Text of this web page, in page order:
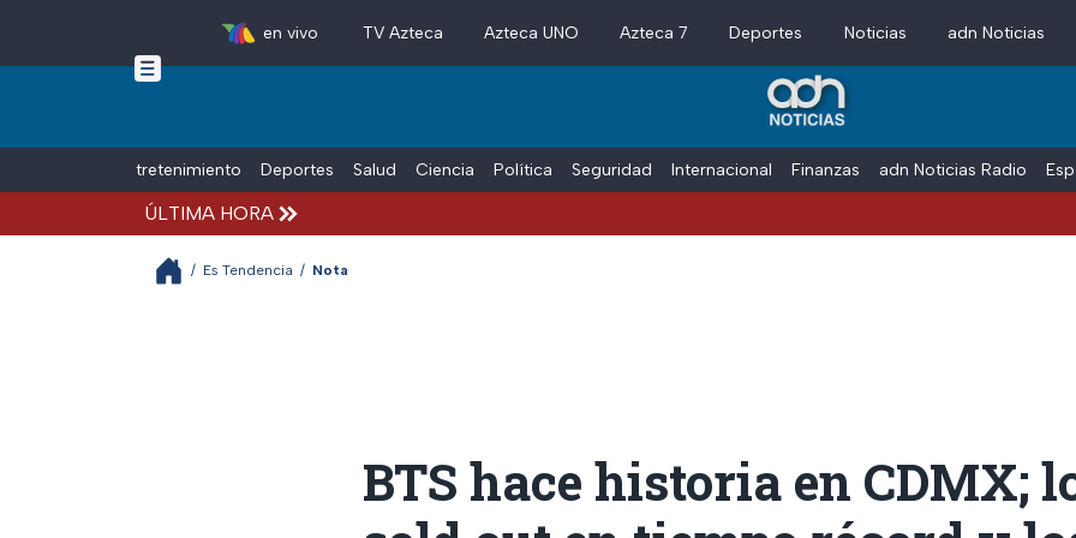
Skip to main content
en vivo TV Azteca Azteca UNO Azteca 7 Deportes Noticias adn Noticias
Entretenimiento Deportes Salud Ciencia Política Seguridad Internacional Finanzas adn Noticias Radio
ÚLTIMA HORA
/ Es Tendencia / Nota
BTS hace historia en CDMX;